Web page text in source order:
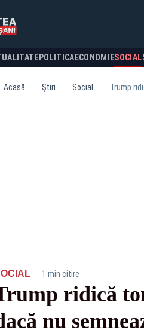
POLITICA ECONOMIESOCIAL
Acasă Știri Social Trump
· 1 min citire
ridică
nu